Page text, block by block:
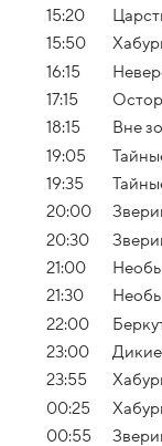
15:20
15:50
16:15
17:15
18:15
Вне
19:05
19:35
20:00
20:30
21:00
21:30
22:00
23:00
23:55
00:25
00:55